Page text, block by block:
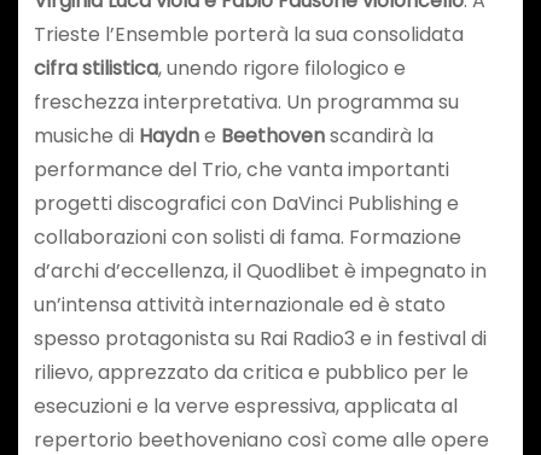
Trieste l’Ensemble porterà la sua consolidata
cifra stilistica, unendo rigore filologico e
freschezza interpretativa. Un programma su
musiche di Haydne Beethovenscandirà la
performance del Trio, che vanta importanti
progetti discografici con DaVinci Publishing e
collaborazioni con solisti di fama. Formazione
d’archi d’eccellenza, il Quodlibet è impegnato in
un’intensa attività internazionale ed è stato
spesso protagonista su Rai Radio3 e in festival di
rilievo, apprezzato da critica e pubblico per le
esecuzioni e la verve espressiva, applicata al
repertorio beethoveniano così come alle opere